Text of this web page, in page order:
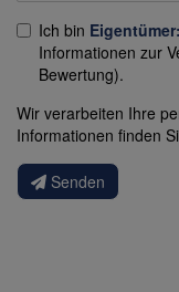
Ich bin
Informationen zur
Bewertung).
Wir verarbeiten Ihre
Informationen finden
Senden